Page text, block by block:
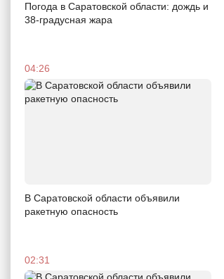
Погода в Саратовской области: дождь и
38-градусная жара
04:26
В Саратовской области объявили
ракетную опасность
02:31